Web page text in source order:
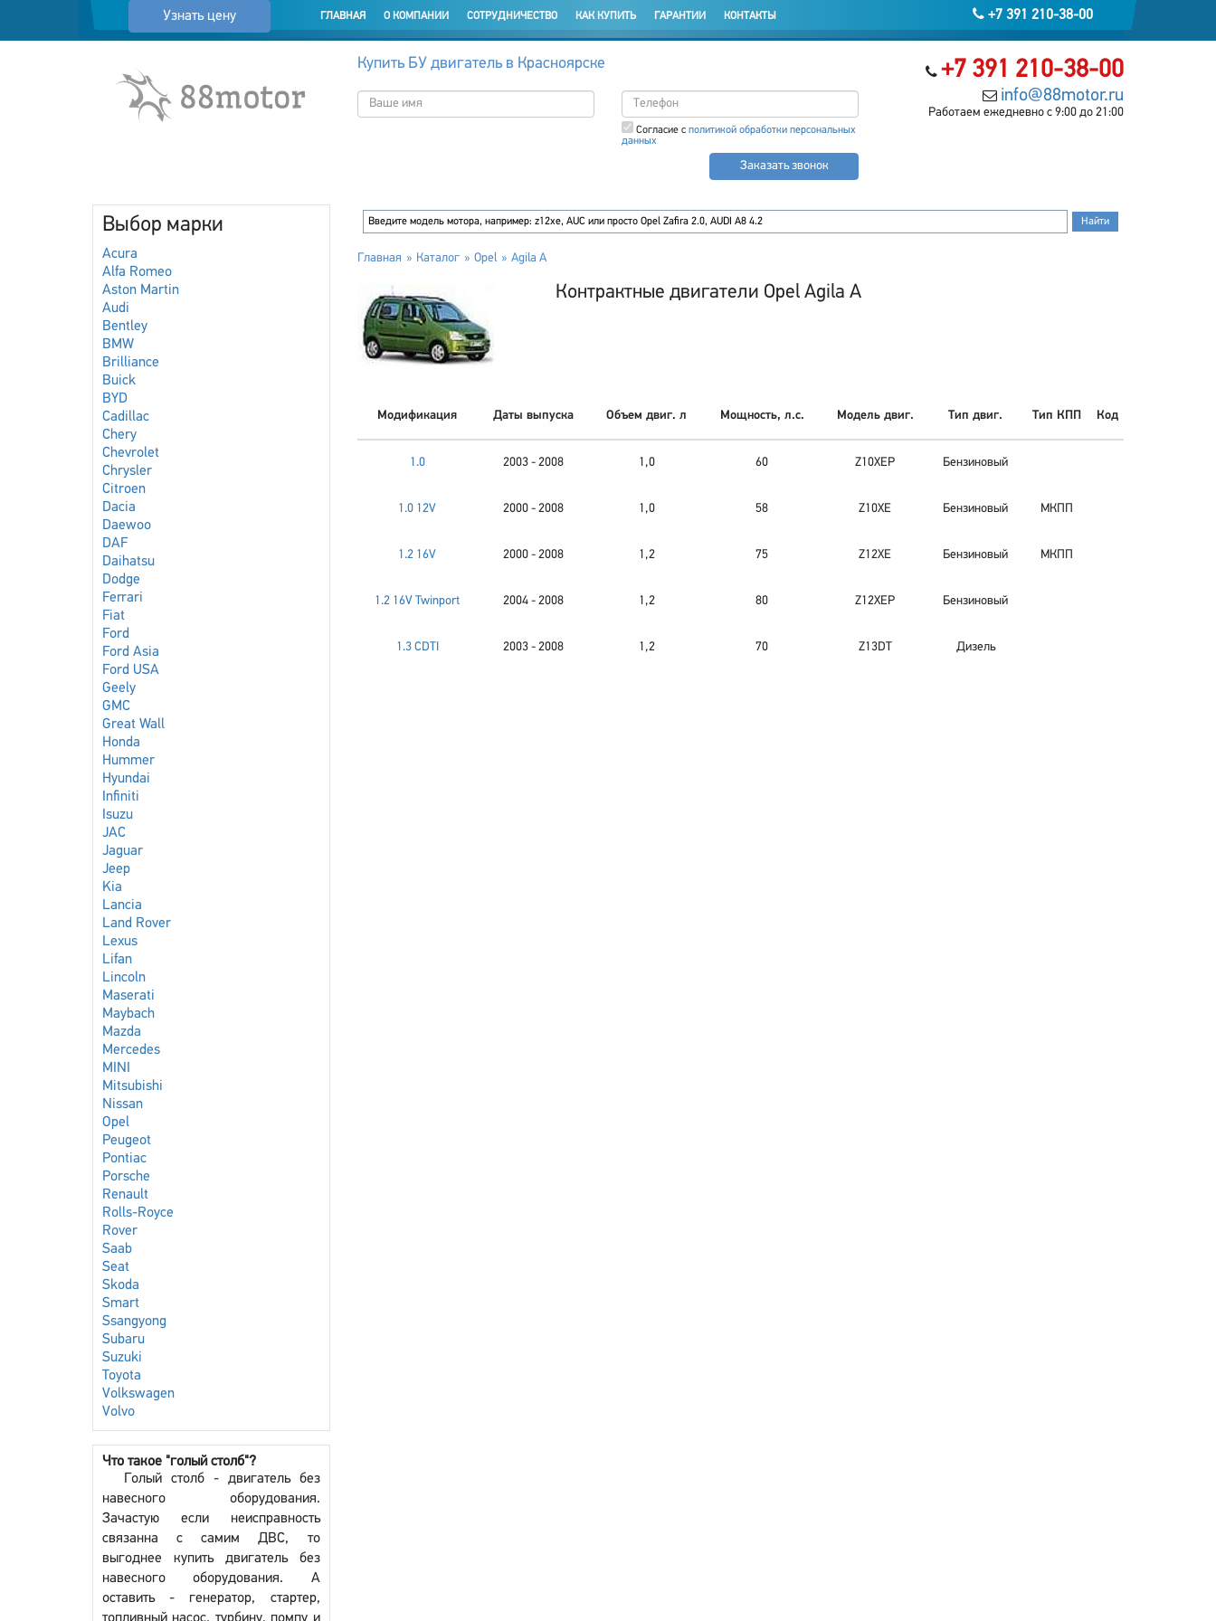
Узнать цену +7 391 210-38-00
ГЛАВНАЯ О КОМПАНИИ СОТРУДНИЧЕСТВО КАК КУПИТЬ ГАРАНТИИ КОНТАКТЫ
+7 391 210-38-00
info@88motor.ru
Работаем ежедневно с 9:00 до 21:00
Купить БУ двигатель в Красноярске
Согласие с политикой обработки персональных
данных
Заказать звонок
Выбор марки
Acura
Alfa Romeo
Aston Martin
Audi
Bentley
BMW
Brilliance
Buick
BYD
Cadillac
Chery
Chevrolet
Chrysler
Citroen
Dacia
Daewoo
DAF
Daihatsu
Dodge
Ferrari
Fiat
Ford
Ford Asia
Ford USA
Geely
GMC
Great Wall
Honda
Hummer
Hyundai
Infiniti
Isuzu
JAC
Jaguar
Jeep
Kia
Lancia
Land Rover
Lexus
Lifan
Lincoln
Maserati
Maybach
Mazda
Mercedes
MINI
Mitsubishi
Nissan
Opel
Peugeot
Pontiac
Porsche
Renault
Rolls-Royce
Rover
Saab
Seat
Skoda
Smart
Ssangyong
Subaru
Suzuki
Toyota
Volkswagen
Volvo
Что такое "голый столб"?
Голый столб - двигатель без
навесного оборудования.
Зачастую если неисправность
связанна с самим ДВС, то
выгоднее купить двигатель без
навесного оборудования. А
оставить - генератор, стартер,
Главная Каталог Opel Agila A
Контрактные двигатели Opel Agila A
Модификация Даты выпуска Объем двиг. л Мощность, л.с. Модель двиг. Тип двиг. Тип КПП Код
1.0 2003 - 2008 1,0 60 Z10XEP Бензиновый
1.0 12V 2000 - 2008 1,0 58 Z10XE Бензиновый МКПП
1.2 16V 2000 - 2008 1,2 75 Z12XE Бензиновый МКПП
1.2 16V Twinport 2004 - 2008 1,2 80 Z12XEP Бензиновый
1.3 CDTI 2003 - 2008 1,2 70 Z13DT Дизель